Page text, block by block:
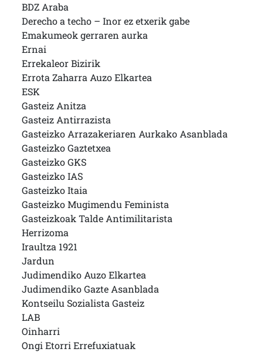
BDZ Araba
Derecho a techo – Inor ez etxerik gabe
Emakumeok gerraren aurka
Ernai
Errekaleor Bizirik
Errota Zaharra Auzo Elkartea
ESK
Gasteiz Anitza
Gasteiz Antirrazista
Gasteizko Arrazakeriaren Aurkako Asanblada
Gasteizko Gaztetxea
Gasteizko GKS
Gasteizko IAS
Gasteizko Itaia
Gasteizko Mugimendu Feminista
Gasteizkoak Talde Antimilitarista
Herrizoma
Iraultza 1921
Jardun
Judimendiko Auzo Elkartea
Judimendiko Gazte Asanblada
Kontseilu Sozialista Gasteiz
LAB
Oinharri
Ongi Etorri Errefuxiatuak